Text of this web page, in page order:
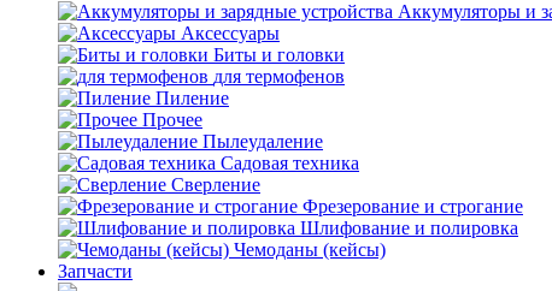
Аккумуляторы и
Аксессуары
Биты и головки
для термофенов
Пиление
Прочее
Пылеудаление
Садовая техника
Сверление
Фрезерование и строгание
Шлифование и полировка
Чемоданы (кейсы)
Запчасти